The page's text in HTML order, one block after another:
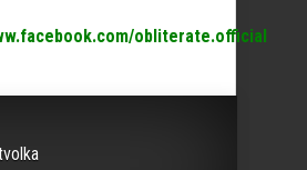
obliterate.official